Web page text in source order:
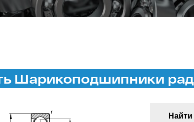
Шарикоподшипники